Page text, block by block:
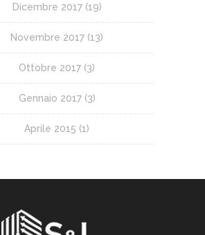
Dicembre 2017(19)
Novembre 2017 (13)
Ottobre 2017 (3)
Gennaio 2017(3)
Aprile 2015 (1)